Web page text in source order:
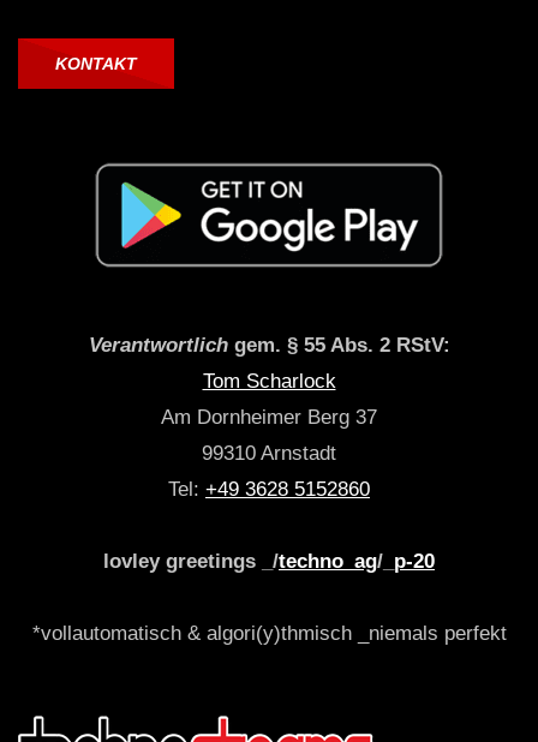
KONTAKT
Verantwortlichgem. § 55 Abs. 2 RStV:
Tom Scharlock
Am Dornheimer Berg 37
99310 Arnstadt
Tel: +49 3628 5152860
lovley greetings _/techno_ag/_ p-20
*vollautomatisch & algori(y)thmisch _niemals perfekt